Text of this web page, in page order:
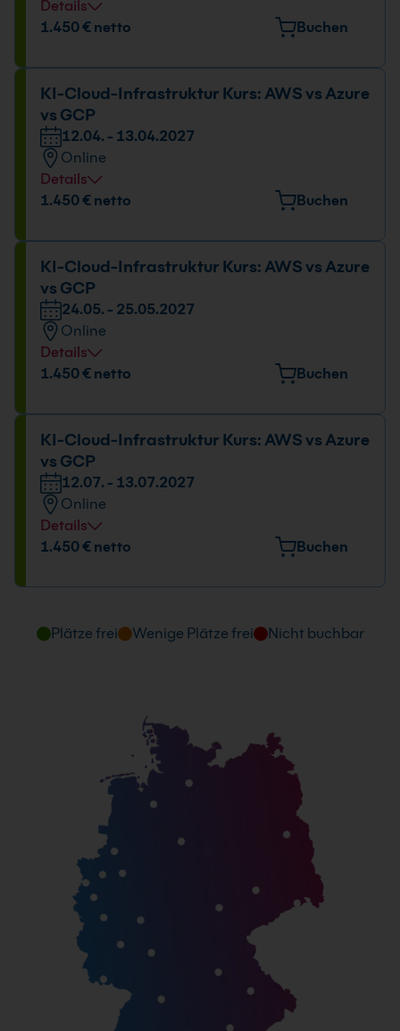
Details
1.450 € netto
Buchen
KI-Cloud-Infrastruktur Kurs: AWS vs Azure
vs GCP
12.04. - 13.04.2027
Online
Details
1.450 € netto
Buchen
KI-Cloud-Infrastruktur Kurs: AWS vs Azure
vs GCP
24.05. - 25.05.2027
Online
Details
1.450 € netto
Buchen
KI-Cloud-Infrastruktur Kurs: AWS vs Azure
vs GCP
12.07. - 13.07.2027
Online
Details
1.450 € netto
Buchen
Plätze frei Wenige Plätze frei Nicht buchbar